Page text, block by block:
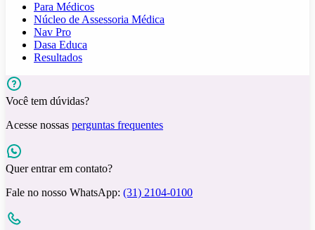
Para Médicos
Núcleo de Assessoria Médica
Nav Pro
Dasa Educa
Resultados
Você tem dúvidas?
Acesse nossas perguntas frequentes
Quer entrar em contato?
Fale no nosso WhatsApp: (31) 2104-0100